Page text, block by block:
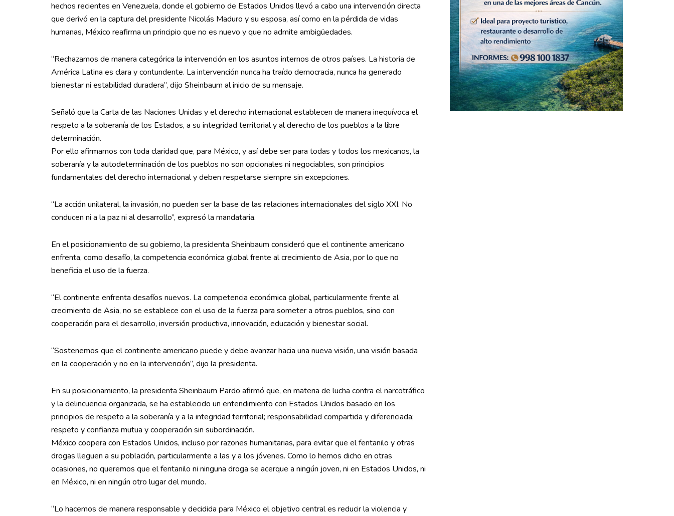
hechos recientes en Venezuela, donde el gobierno de Estados Unidos llevó a cabo una intervención directa
que derivó en la captura del presidente Nicolás Maduro y su esposa, así como en la pérdida de vidas
humanas, México reafirma un principio que no es nuevo y que no admite ambigüedades.
“Rechazamos de manera categórica la intervención en los asuntos internos de otros países. La historia de
América Latina es clara y contundente. La intervención nunca ha traído democracia, nunca ha generado
bienestar ni estabilidad duradera”, dijo Sheinbaum al inicio de su mensaje.
Señaló que la Carta de las Naciones Unidas y el derecho internacional establecen de manera inequívoca el
respeto a la soberanía de los Estados, a su integridad territorial y al derecho de los pueblos a la libre
determinación.
Por ello afirmamos con toda claridad que, para México, y así debe ser para todas y todos los mexicanos, la
soberanía y la autodeterminación de los pueblos no son opcionales ni negociables, son principios
fundamentales del derecho internacional y deben respetarse siempre sin excepciones.
“La acción unilateral, la invasión, no pueden ser la base de las relaciones internacionales del siglo XXI. No
conducen ni a la paz ni al desarrollo”, expresó la mandataria.
En el posicionamiento de su gobierno, la presidenta Sheinbaum consideró que el continente americano
enfrenta, como desafío, la competencia económica global frente al crecimiento de Asia, por lo que no
beneficia el uso de la fuerza.
“El continente enfrenta desafíos nuevos. La competencia económica global, particularmente frente al
crecimiento de Asia, no se establece con el uso de la fuerza para someter a otros pueblos, sino con
cooperación para el desarrollo, inversión productiva, innovación, educación y bienestar social.
“Sostenemos que el continente americano puede y debe avanzar hacia una nueva visión, una visión basada
en la cooperación y no en la intervención”, dijo la presidenta.
En su posicionamiento, la presidenta Sheinbaum Pardo afirmó que, en materia de lucha contra el narcotráfico
y la delincuencia organizada, se ha establecido un entendimiento con Estados Unidos basado en los
principios de respeto a la soberanía y a la integridad territorial; responsabilidad compartida y diferenciada;
respeto y confianza mutua y cooperación sin subordinación.
México coopera con Estados Unidos, incluso por razones humanitarias, para evitar que el fentanilo y otras
drogas lleguen a su población, particularmente a las y a los jóvenes. Como lo hemos dicho en otras
ocasiones, no queremos que el fentanilo ni ninguna droga se acerque a ningún joven, ni en Estados Unidos, ni
en México, ni en ningún otro lugar del mundo.
“Lo hacemos de manera responsable y decidida para México el objetivo central es reducir la violencia y